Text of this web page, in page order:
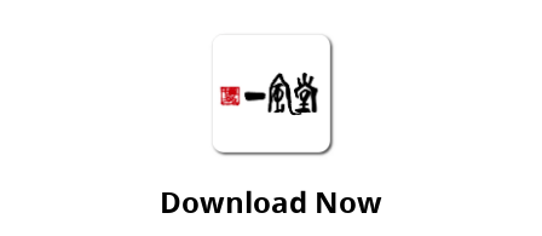
Download Now